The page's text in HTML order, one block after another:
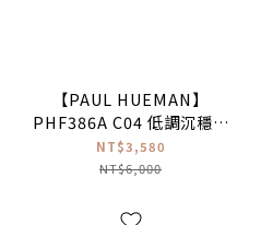
【PAUL HUEMAN】
PHF386A C04 低調沉穩眉
框 光學眼鏡
NT$3,580
NT$6,000